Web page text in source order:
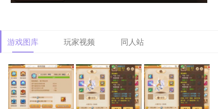
游戏图库 玩家视频 同人站